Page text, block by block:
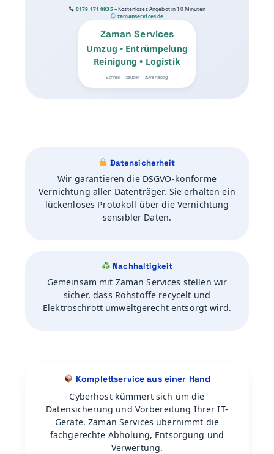
0179 171 0935– Kostenloses Angebot in 10 Minuten
zamanservices.de
Zaman Services
Umzug • Entrümpelung
Reinigung • Logistik
Schnell – sauber – zuverlässig
Datensicherheit
Wir garantieren die DSGVO-konforme
Vernichtung aller Datenträger. Sie erhalten ein
lückenloses Protokoll über die Vernichtung
sensibler Daten.
Nachhaltigkeit
Gemeinsam mit Zaman Services stellen wir
sicher, dass Rohstoffe recycelt und
Elektroschrott umweltgerecht entsorgt wird.
Komplettservice aus einer Hand
Cyberhost kümmert sich um die
Datensicherung und Vorbereitung Ihrer IT-
Geräte. Zaman Services übernimmt die
fachgerechte Abholung, Entsorgung und
Verwertung.